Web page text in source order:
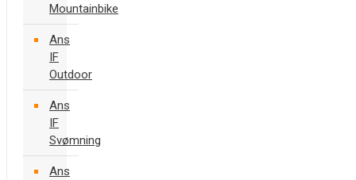
Mountainbike
Ans
IF
Outdoor
Ans
IF
Svømning
Ans